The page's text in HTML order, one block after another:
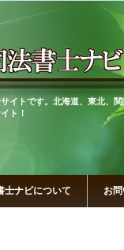
イトです。北海道、東北、
ト！
士ナビについて お